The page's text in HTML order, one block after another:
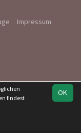
Impressum
OK
findest